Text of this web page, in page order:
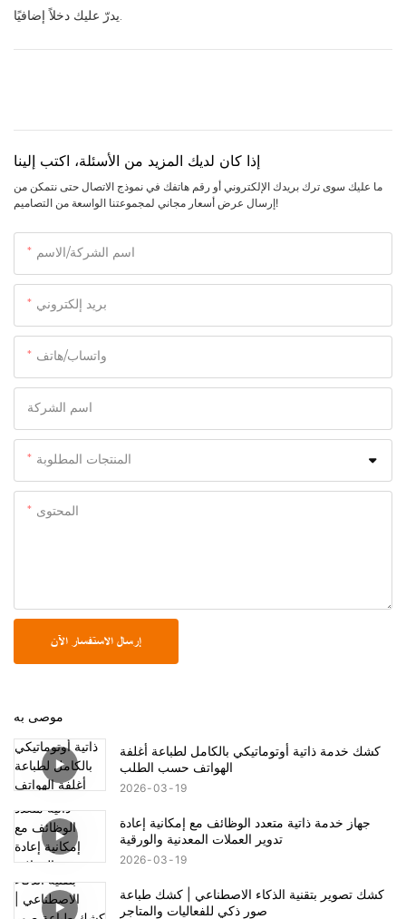
يدرّ عليك دخلاً إضافيًا.
إذا كان لديك المزيد من الأسئلة، اكتب إلينا
ما عليك سوى ترك بريدك الإلكتروني أو رقم هاتفك في نموذج الاتصال حتى نتمكن من
إرسال عرض أسعار مجاني لمجموعتنا الواسعة من التصاميم!
اسم الشركة/الاسم
بريد إلكتروني
واتساب/هاتف
اسم الشركة
المنتجات المطلوبة
المحتوى
إرسال الاستفسار الآن
موصى به
كشك خدمة ذاتية أوتوماتيكي بالكامل لطباعة أغلفة
الهواتف حسب الطلب
2026 03 19
جهاز خدمة ذاتية متعدد الوظائف مع إمكانية إعادة
تدوير العملات المعدنية والورقية
2026 03 19
كشك تصوير بتقنية الذكاء الاصطناعي | كشك طباعة
صور ذكي للفعاليات والمتاجر